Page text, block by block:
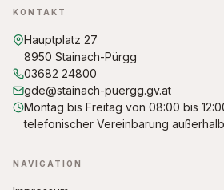
KONTAKT
Hauptplatz 27
8950 Stainach-Pürgg
03682 24800
gde@stainach-puergg.gv.at
Montag bis Freitag von 08:00 bis
telefonischer Vereinbarung
NAVIGATION